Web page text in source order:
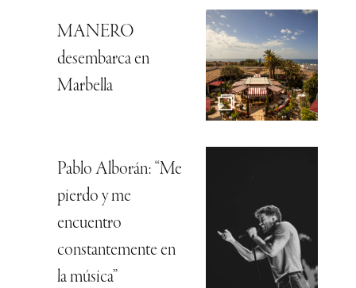
MANERO
desembarca en
Marbella
Pablo Alborán: “Me
pierdo y me
encuentro
constantemente en
la música”